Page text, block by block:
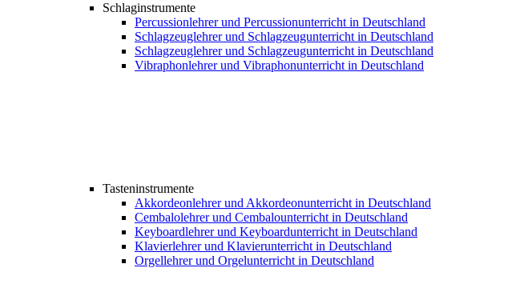
Schlaginstrumente
Percussionlehrer und Percussionunterricht in Deutschland
Schlagzeuglehrer und Schlagzeugunterricht in Deutschland
Schlagzeuglehrer und Schlagzeugunterricht in Deutschland
Vibraphonlehrer und Vibraphonunterricht in Deutschland
Tasteninstrumente
Akkordeonlehrer und Akkordeonunterricht in Deutschland
Cembalolehrer und Cembalounterricht in Deutschland
Keyboardlehrer und Keyboardunterricht in Deutschland
Klavierlehrer und Klavierunterricht in Deutschland
Orgellehrer und Orgelunterricht in Deutschland